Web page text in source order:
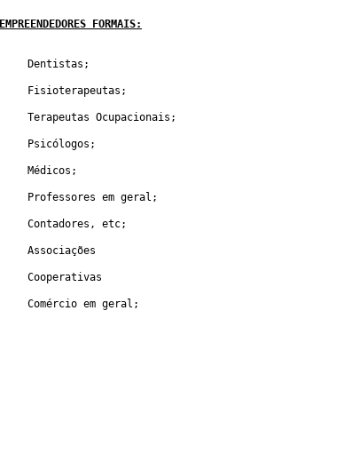
EMPREENDEDORES FORMAIS:
				Dentistas;
				Fisioterapeutas;
				Terapeutas Ocupacionais;
				Psicólogos;
				Médicos;
				Professores em geral;
				Contadores, etc;
				Associações
				Cooperativas
				Comércio em geral;